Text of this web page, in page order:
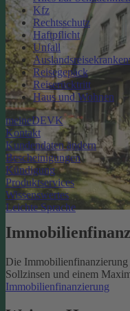
Kfz
Rechtsschutz
Haftpflicht
Unfall
Reisegepäck
Reiserücktritt
Haus und Wohnen
meineDEVK
Kontakt
Kundendaten ändern
Bescheinigungen
Kündigung
Produktservices
Wissenswertes
Leichte Sprache
Die
Sollzinsen und einem
Immobilienfinanzierung